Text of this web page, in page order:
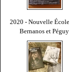
2020 - Nouvelle
Bernanos et Péguy